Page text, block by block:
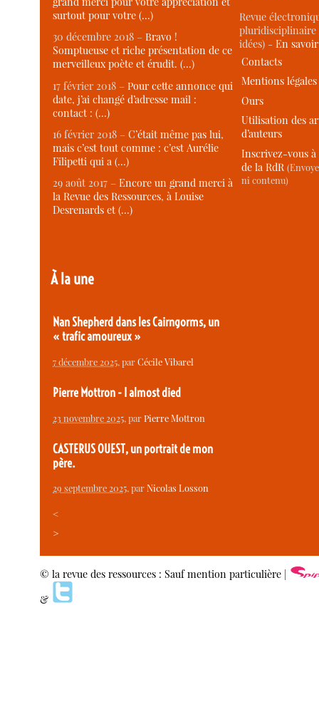
surtout pour votre (…)
30 décembre 2018 –Bravo !
Somptueuse et riche présentation de ce
merveilleux poète et érudit. (…)
17 février 2018 –Pour cette annonce qui
date, j’ai changé d’adresse mail :
contact : (…)
16 février 2018 –C’était même pas lui,
mais c’est tout comme : c’est Aurélie
Filipetti qui a (…)
29 août 2017 –Encore un grand merci à
la Revue des Ressources, à Louise
Desrenards et (…)
À la une
Nan Shepherd dans les Cairngorms, un
« trafic amoureux »
7 décembre 2025, parCécile Vibarel
Pierre Mottron - I almost died
23 novembre 2025, parPierre Mottron
CASTERUS OUEST, un portrait de mon
père.
29 septembre 2025, parNicolas Losson
<
>
Revue
idées) -En
Contacts
Mentions légales
Ours
Utilisation des
d’auteurs
Inscrivez-vous
de la RdR
ni contenu)
© la revue des ressources : Sauf mention particulière |
&